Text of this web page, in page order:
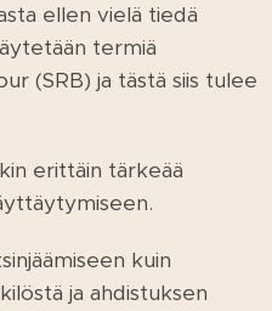
ellen vielä tiedä
termiä
(SRB) ja tästä siis tulee
erittäin tärkeää
kuin
ja ahdistuksen